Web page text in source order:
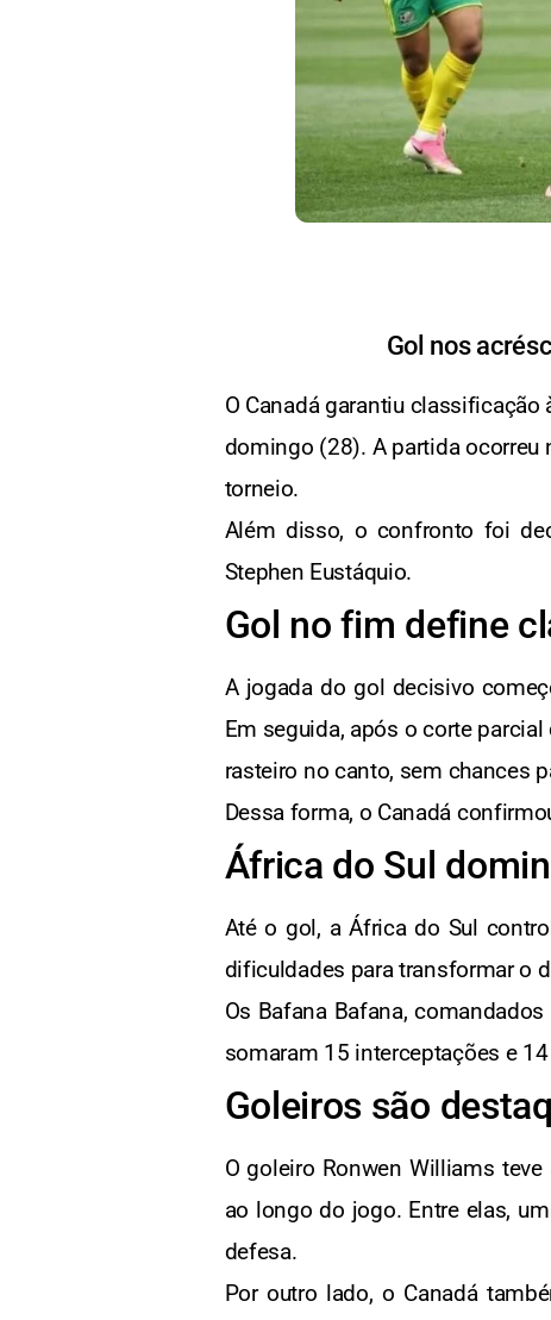
Gol nos
O Canadá garantiu
domingo (28). A partida ocorreu
torneio.
Além disso, o confronto foi
Stephen Eustáquio.
Gol no fim define
A jogada do gol decisivo
Em seguida, após o corte
rasteiro no canto, sem chances
Dessa forma, o Canadá
África do Sul
Até o gol, a África do Sul
dificuldades para transformar o
Os Bafana Bafana,
somaram 15 interceptações e
Goleiros são
O goleiro Ronwen Williams
ao longo do jogo. Entre elas,
defesa.
Por outro lado, o Canadá